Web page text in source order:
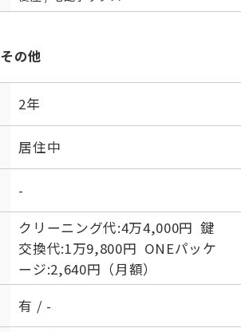
その他
2年
居住中
-
クリーニング代:4万4,000円 鍵
交換代:1万9,800円 ONEパッケ
ージ:2,640円（月額）
有 / -